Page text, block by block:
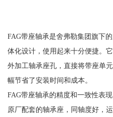
FAG带座轴承是舍弗勒集团旗下
体化设计，使用起来十分便捷。
外加工轴承座孔，直接将带座单
幅节省了安装时间和成本。
FAG带座轴承的精度和一致性表
原厂配套的轴承座，同轴度好，